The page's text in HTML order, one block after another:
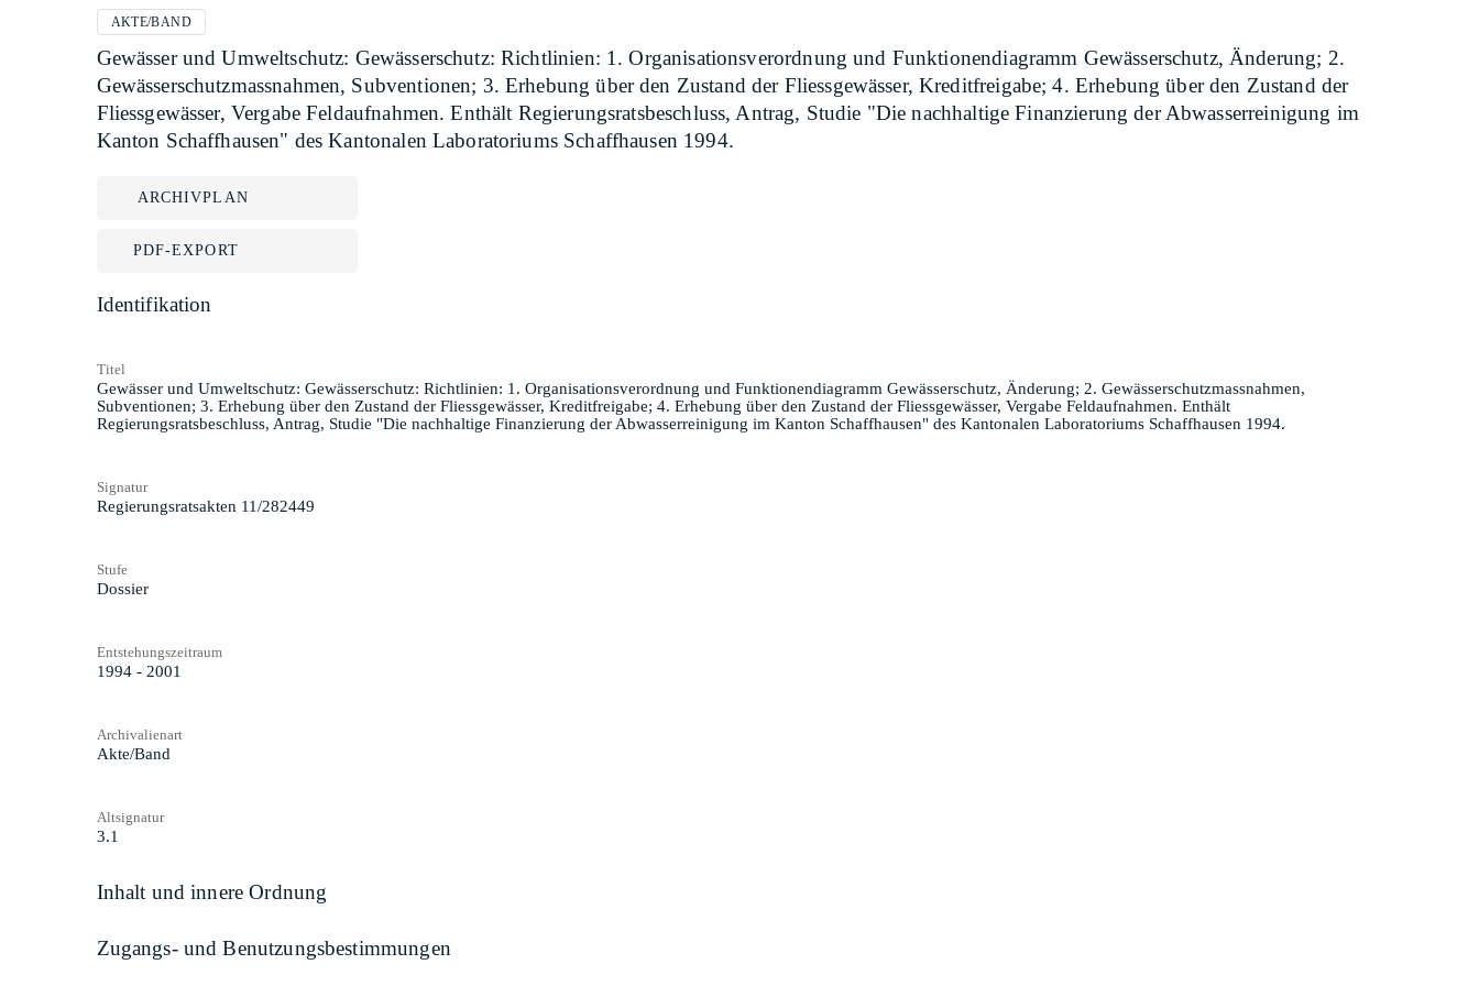
AKTE/BAND
Gewässer und Umweltschutz: Gewässerschutz: Richtlinien: 1. Organisationsverordnung und Funktionendiagramm Gewässerschutz, Änderung; 2.
Gewässerschutzmassnahmen, Subventionen; 3. Erhebung über den Zustand der Fliessgewässer, Kreditfreigabe; 4. Erhebung über den Zustand der
Fliessgewässer, Vergabe Feldaufnahmen. Enthält Regierungsratsbeschluss, Antrag, Studie "Die nachhaltige Finanzierung der Abwasserreinigung im
Kanton Schaffhausen" des Kantonalen Laboratoriums Schaffhausen 1994.
ARCHIVPLAN
PDF-EXPORT
Identifikation
Titel
Gewässer und Umweltschutz: Gewässerschutz: Richtlinien: 1. Organisationsverordnung und Funktionendiagramm Gewässerschutz, Änderung; 2. Gewässerschutzmassnahmen,
Subventionen; 3. Erhebung über den Zustand der Fliessgewässer, Kreditfreigabe; 4. Erhebung über den Zustand der Fliessgewässer, Vergabe Feldaufnahmen. Enthält
Regierungsratsbeschluss, Antrag, Studie "Die nachhaltige Finanzierung der Abwasserreinigung im Kanton Schaffhausen" des Kantonalen Laboratoriums Schaffhausen 1994.
Signatur
Regierungsratsakten 11/282449
Stufe
Dossier
Entstehungszeitraum
1994 - 2001
Archivalienart
Akte/Band
Altsignatur
3.1
Inhalt und innere Ordnung
Zugangs- und Benutzungsbestimmungen